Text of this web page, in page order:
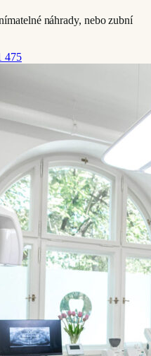
náhrady, nebo zubní
475